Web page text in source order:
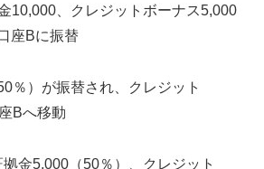
10,000、クレジットボーナス5,000
座Bに振替
％）が振替され、クレジット
Bへ移動
金5,000（50％）、クレジット